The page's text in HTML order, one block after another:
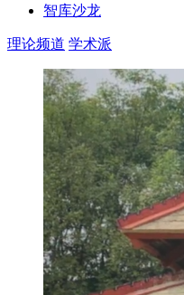
智库沙龙
理论频道 学术派